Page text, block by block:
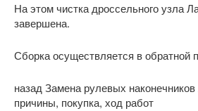
На этом чистка дроссельного узла
завершена.
Сборка осуществляется в обратной
назад Замена рулевых
причины, покупка, ход работ